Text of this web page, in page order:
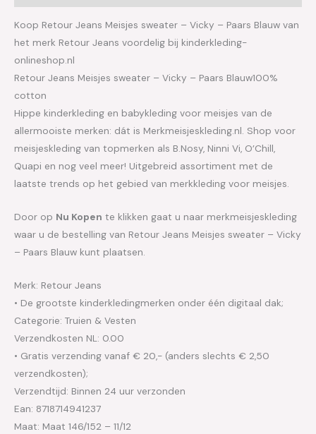
Koop Retour Jeans Meisjes sweater – Vicky – Paars Blauw van
het merk Retour Jeans voordelig bij kinderkleding-
onlineshop.nl
Retour Jeans Meisjes sweater – Vicky – Paars Blauw100%
cotton
Hippe kinderkleding en babykleding voor meisjes van de
allermooiste merken: dát is Merkmeisjeskleding.nl. Shop voor
meisjeskleding van topmerken als B.Nosy, Ninni Vi, O’Chill,
Quapi en nog veel meer! Uitgebreid assortiment met de
laatste trends op het gebied van merkkleding voor meisjes.
Door op Nu Kopen te klikken gaat u naar merkmeisjeskleding
waar u de bestelling van Retour Jeans Meisjes sweater – Vicky
– Paars Blauw kunt plaatsen.
Merk: Retour Jeans
• De grootste kinderkledingmerken onder één digitaal dak;
Categorie: Truien & Vesten
Verzendkosten NL: 0.00
• Gratis verzending vanaf € 20,- (anders slechts € 2,50
verzendkosten);
Verzendtijd: Binnen 24 uur verzonden
Ean: 8718714941237
Maat: Maat 146/152 – 11/12